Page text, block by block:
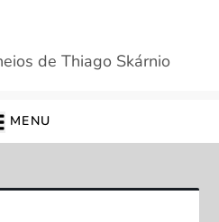
de Thiago Skárnio
MENU